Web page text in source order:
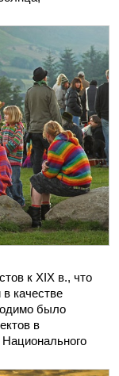
к XIX в., что
качестве
было
в